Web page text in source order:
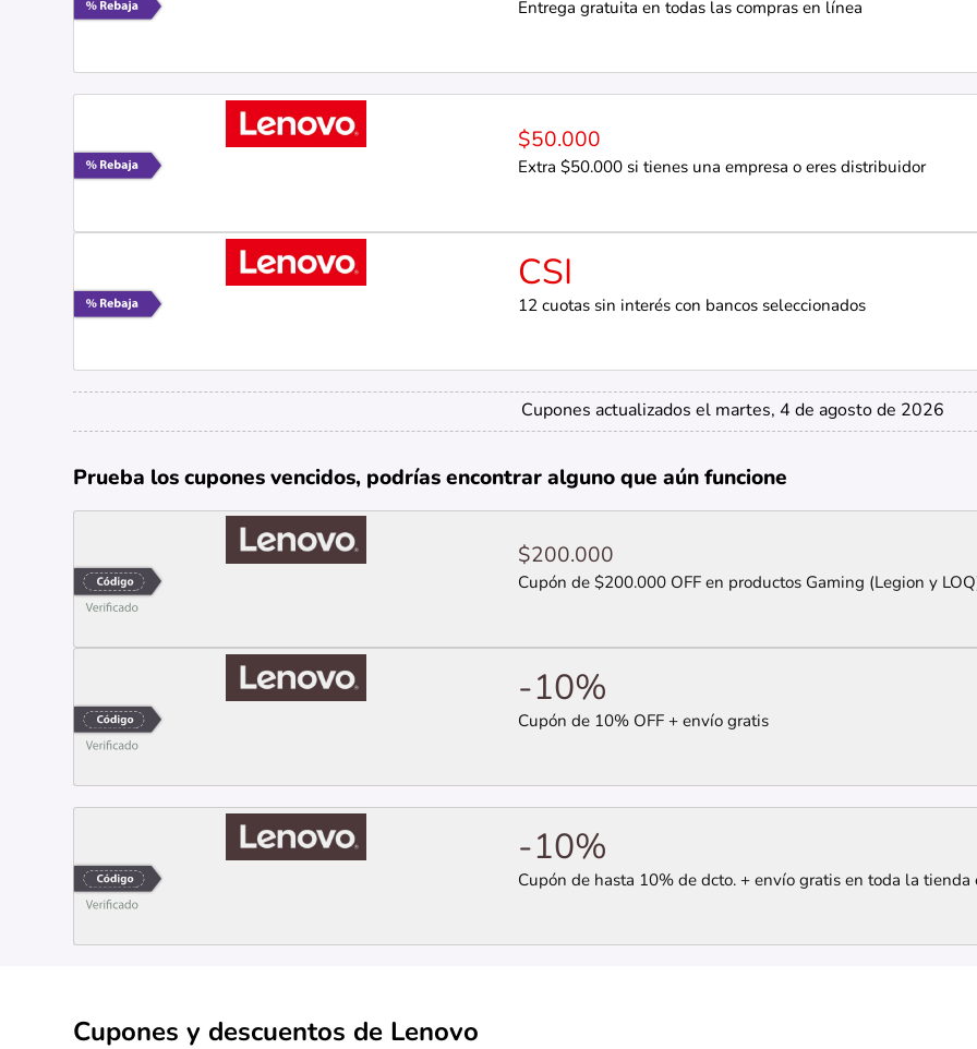
Entrega gratuita en todas las compras en línea
$50.000
Extra $50.000 si tienes una empresa o eres distribuidor
CSI
12 cuotas sin interés con bancos seleccionados
Cupones actualizados el martes, 4 de agosto de 2026
Prueba los cupones vencidos, podrías encontrar alguno que aún funcione
$200.000
Cupón de $200.000 OFF en productos Gaming (Legion y
-10%
Cupón de 10% OFF + envío gratis
-10%
Cupón de hasta 10% de dcto. + envío gratis en toda la tienda
Cupones y descuentos de Lenovo